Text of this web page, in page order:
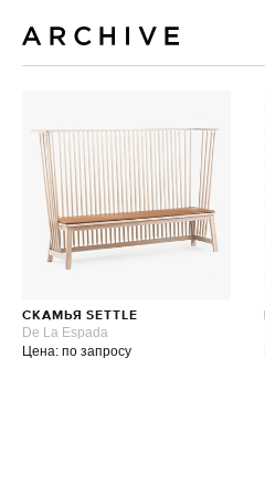
СКАМЬЯ SETTLE
De La Espada
Цена: по запросу